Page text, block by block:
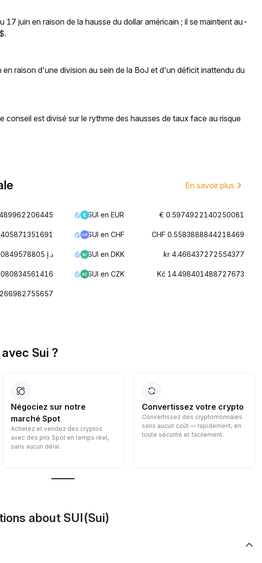
17 juin en raison de la hausse du dollar américain ; il se maintient au-
raison d'une division au sein de la BoJ et d'un déficit inattendu du
conseil est divisé sur le rythme des hausses de taux face au risque
En savoir plus
SUI en EUR € 0.5974922140250081
SUI en CHF CHF 0.5583888844218469
د.إ 2.5344130849578805 SUI en DKK kr 4.466437272554377
SUI en CZK Kč 14.498401488727673
Sui ?
Négociez sur notre
marché Spot
Achetez et vendez des cryptos
avec des prix Spot en temps réel,
sans aucun délai.
Convertissez votre crypto
Convertissez des cryptomonnaies
sans aucun coût — rapidement, en
toute sécurité et facilement.
about SUI(Sui)